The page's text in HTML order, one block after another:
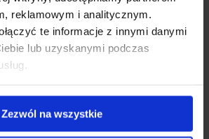
reklamowym i analitycznym.
te informacje z innymi danymi
lub uzyskanymi podczas
Zezwól na wszystkie
dell'utente
PURA